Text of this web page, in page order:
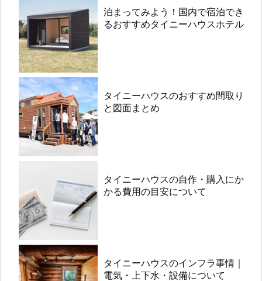
泊まってみよう！国内で宿泊でき
るおすすめタイニーハウスホテル
タイニーハウスのおすすめ間取り
と図面まとめ
タイニーハウスの自作・購入にか
かる費用の目安について
タイニーハウスのインフラ事情｜
電気・上下水・設備について